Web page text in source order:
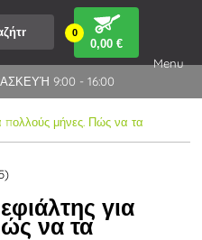
9:00 - 16:00
0
0,00 €
Menu
πολλούς μήνες. Πώς να τα
για
να τα